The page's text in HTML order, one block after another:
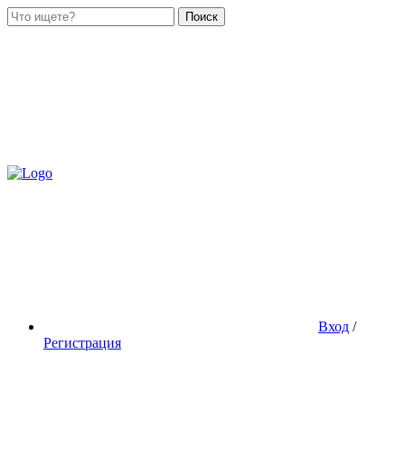
Поиск
Вход /
Регистрация